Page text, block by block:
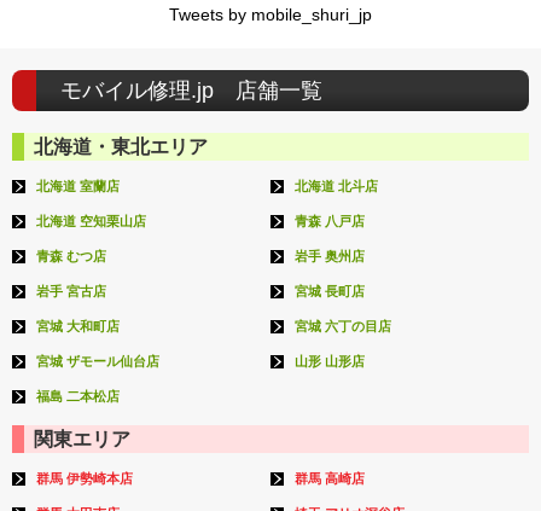
Tweets by mobile_shuri_jp
モバイル修理.jp 店舗一覧
北海道・東北エリア
北海道 室蘭店 北海道 北斗店
北海道 空知栗山店 青森 八戸店
青森 むつ店 岩手 奥州店
岩手 宮古店 宮城 長町店
宮城 大和町店 宮城 六丁の目店
宮城 ザモール仙台店 山形 山形店
福島 二本松店
関東エリア
群馬 伊勢崎本店 群馬 高崎店